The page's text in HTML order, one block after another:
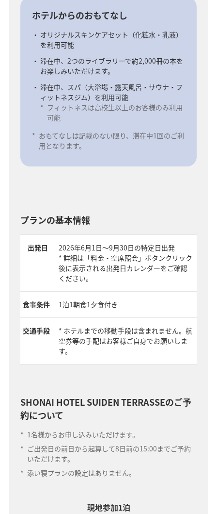
ホテルからのおもてなし
オリジナルスキンケアセット（化粧水・乳液）
を利用可能
滞在中、2つのライブラリーで約2,000冊の本を
お楽しみいただけます。
滞在中、スパ（大浴場・露天風呂・サウナ・フ
ィットネスジム）を利用可能
* フィットネスは高校生以上のお客様のみ利用
可能
* おもてなしは記載のない限り、滞在中1回のご利
用となります。
プランの基本情報
出発日
2026年6月1日～9月30日の特定日出発
* 詳細は「料金・空席照会」ボタンクリック
後に表示される出発日カレンダーをご確認
ください。
食事条件 1泊1朝食1夕食付き
交通手段
* ホテルまでの移動手段は含まれません。航
空券等の手配はお客様ご自身でお願いしま
す。
SHONAI HOTEL SUIDEN TERRASSEのご予
約について
* 1名様からお申し込みいただけます。
* ご出発日の前日から起算して8日前の15:00までご予約
いただけます。
* 添い寝プランの設定はありません。
現地参加1泊